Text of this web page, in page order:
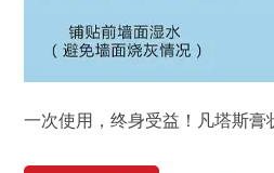
一次使用，终身受益！凡塔斯膏